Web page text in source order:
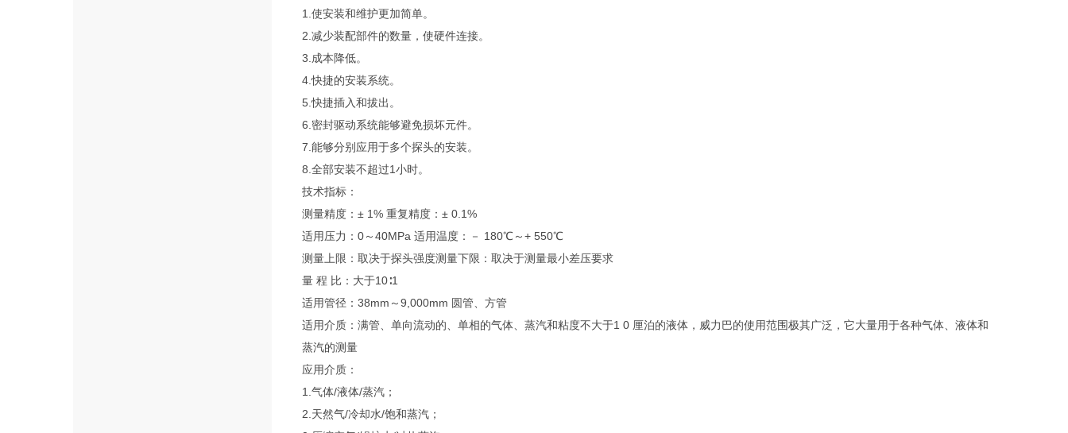
1.使安装和维护更加简单。
2.减少装配部件的数量，使硬件连接。
3.成本降低。
4.快捷的安装系统。
5.快捷插入和拔出。
6.密封驱动系统能够避免损坏元件。
7.能够分别应用于多个探头的安装。
8.全部安装不超过1小时。
技术指标：
测量精度：± 1% 重复精度：± 0.1%
适用压力：0～40MPa 适用温度：－ 180℃～+ 550℃
测量上限：取决于探头强度测量下限：取决于测量最小差压要求
量 程 比：大于10∶1
适用管径：38mm～9,000mm 圆管、方管
适用介质：满管、单向流动的、单相的气体、蒸汽和粘度不大于1 0 厘泊的液体，威力巴的使用范围极其广泛，它大量用于各种气体、液体和
蒸汽的测量
应用介质：
1.气体/液体/蒸汽；
2.天然气/冷却水/饱和蒸汽；